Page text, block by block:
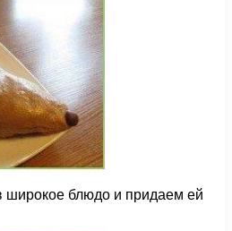
широкое блюдо и придаем ей